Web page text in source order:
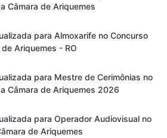
Câmara de Ariquemes
para Almoxarife no Concurso
Ariquemes - RO
para Mestre de Cerimônias no
Câmara de Ariquemes 2026
para Operador Audiovisual no
de Ariquemes